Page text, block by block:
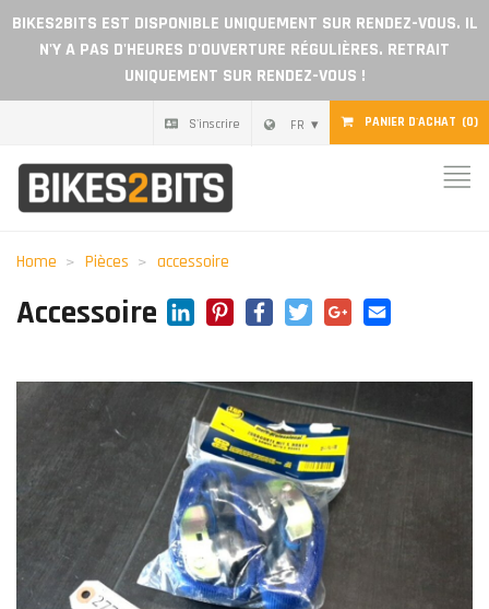
BIKES2BITS EST DISPONIBLE UNIQUEMENT SUR RENDEZ-VOUS. IL
N'Y A PAS D'HEURES D'OUVERTURE RÉGULIÈRES. RETRAIT
UNIQUEMENT SUR RENDEZ-VOUS !
PANIER D'ACHAT (0)
FR
S'inscrire
Pièces
Chèque cadeau
Devenir revendeur
Home Pièces accessoire
Accessoire LinkedIn
Pinterest
Facebook
TwitterGoogle+